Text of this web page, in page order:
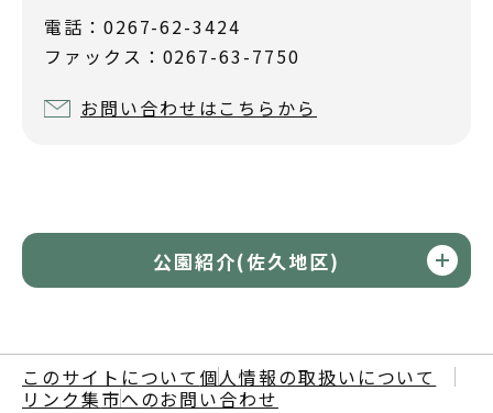
電話：0267-62-3424
ファックス：0267-63-7750
お問い合わせはこちらから
公園紹介(佐久地区)
このサイトについて 個人情報の取扱いについて
リンク集市へのお問い合わせ